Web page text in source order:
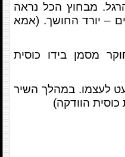
מבחוץ הכל נראה
– יורד החושך. (אמא
מסמן בידו כוסית
לעצמו. במהלך השיר
הוודקה)